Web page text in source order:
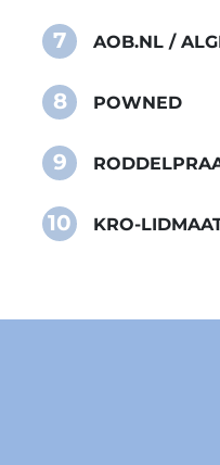
7 AOB.NL /
8 POWNED
9
10 KRO-